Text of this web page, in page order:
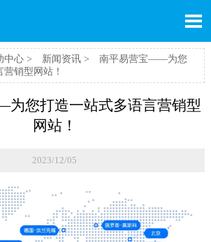

中心> 新闻资讯>
南平易营宝——为您
销型网站！
您打造一站式多语言营销型
网站！
2023/12/05